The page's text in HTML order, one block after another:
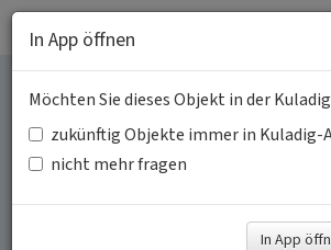
Kreisverwaltung
Ahrweiler
Ehemals
In App öffnen
Möchten Sie dieses Objekt in der
zukünftig Objekte immer in Kuladig-
nicht mehr fragen
In App